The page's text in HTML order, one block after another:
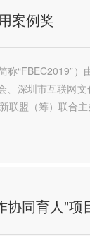
案例奖
“FBEC2019”
深圳市互联网
联盟（筹）联合
同育人”项